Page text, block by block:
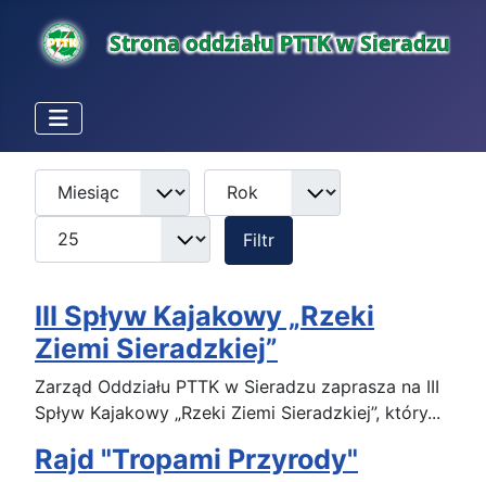
Filtry
Miesiąc Rok
Filtr
III Spływ Kajakowy „Rzeki
Ziemi Sieradzkiej”
Zarząd Oddziału PTTK w Sieradzu zaprasza na III
Spływ Kajakowy „Rzeki Ziemi Sieradzkiej”, który...
Rajd "Tropami Przyrody"